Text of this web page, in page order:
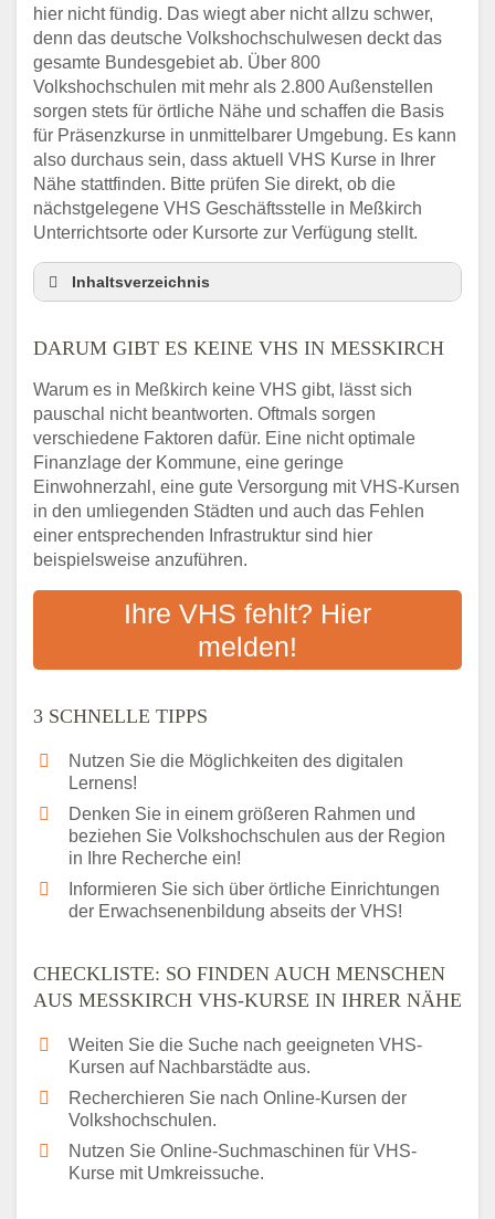
hier nicht fündig. Das wiegt aber nicht allzu schwer,
denn das deutsche Volkshochschulwesen deckt das
gesamte Bundesgebiet ab. Über 800
Volkshochschulen mit mehr als 2.800 Außenstellen
sorgen stets für örtliche Nähe und schaffen die Basis
für Präsenzkurse in unmittelbarer Umgebung. Es kann
also durchaus sein, dass aktuell VHS Kurse in Ihrer
Nähe stattfinden. Bitte prüfen Sie direkt, ob die
nächstgelegene VHS Geschäftsstelle in Meßkirch
Unterrichtsorte oder Kursorte zur Verfügung stellt.
Inhaltsverzeichnis
3 schnelle Tipps
Meßkirch VHS-Kurse in Ihrer Nähe
Abendschule in der Region rund um
Meßkirch
VHS steht für Erwachsenenbildung
Online-Kurse: Alternative Angebote zum
VHS-Kurs
Vor- und Nachteile von Online-Kursen
Bildungsangeboten an
Das bundesweite Volkshochschulwesen
DARUM GIBT ES KEINE VHS IN MESSKIRCH
Warum es in Meßkirch keine VHS gibt, lässt sich
pauschal nicht beantworten. Oftmals sorgen
verschiedene Faktoren dafür. Eine nicht optimale
Finanzlage der Kommune, eine geringe
Einwohnerzahl, eine gute Versorgung mit VHS-Kursen
in den umliegenden Städten und auch das Fehlen
einer entsprechenden Infrastruktur sind hier
beispielsweise anzuführen.
Ihre VHS fehlt? Hier
melden!
3 SCHNELLE TIPPS
Nutzen Sie die Möglichkeiten des digitalen
Lernens!
Denken Sie in einem größeren Rahmen und
beziehen Sie Volkshochschulen aus der Region
in Ihre Recherche ein!
Informieren Sie sich über örtliche Einrichtungen
der Erwachsenenbildung abseits der VHS!
CHECKLISTE: SO FINDEN AUCH MENSCHEN
AUS MESSKIRCH VHS-KURSE IN IHRER NÄHE
Weiten Sie die Suche nach geeigneten VHS-
Kursen auf Nachbarstädte aus.
Recherchieren Sie nach Online-Kursen der
Volkshochschulen.
Nutzen Sie Online-Suchmaschinen für VHS-
Kurse mit Umkreissuche.